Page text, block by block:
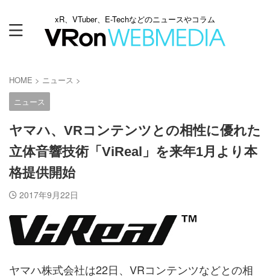
xR、VTuber、E-Techなどのニュースやコラム
HOME > ニュース >
ニュース
ヤマハ、VRコンテンツとの相性に優れた
立体音響技術「ViReal」を来年1月より本
格提供開始
2017年9月22日
ヤマハ株式会社は22日、VRコンテンツなどとの相